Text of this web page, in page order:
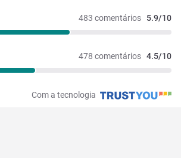
483 comentários 5.9/10
478 comentários 4.5/10
Com a tecnologia